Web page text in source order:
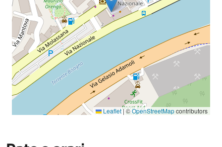
Leaflet|©OpenStreetMapcontributors